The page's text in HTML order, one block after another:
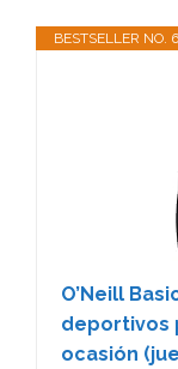
BESTSELLER NO. 6
O’Neill
deportivos
ocasión